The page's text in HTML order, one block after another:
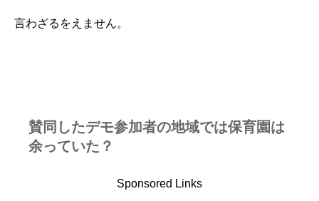
言わざるをえません。
賛同したデモ参加者の地域では保育園は
余っていた？
Sponsored Links